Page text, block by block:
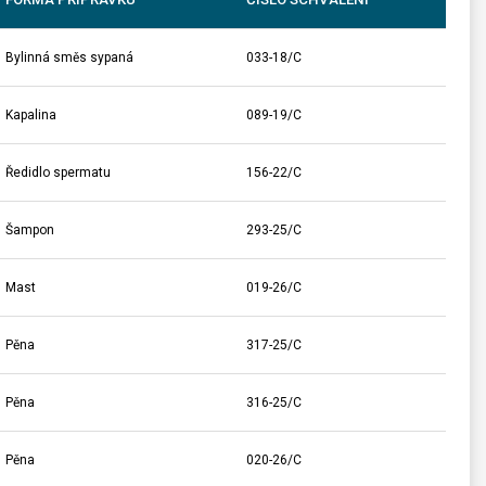
Bylinná směs sypaná 033-18/C
Kapalina 089-19/C
Ředidlo spermatu 156-22/C
Šampon 293-25/C
Mast 019-26/C
Pěna 317-25/C
Pěna 316-25/C
Pěna 020-26/C